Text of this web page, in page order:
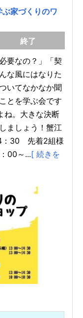
家づくりのワ
終了
要なの？」「契
な風にはなりた
いてなかなか聞
とを学ぶ会です
ね。大きな決断
ましょう！蟹江
先着2組様
～...[ 続きを